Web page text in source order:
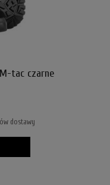
tac czarne
dostawy